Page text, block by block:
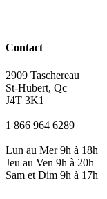
Contact
2909 Taschereau
St-Hubert, Qc
J4T 3K1
1 866 964 6289
Lun au Mer 9h à 18h
Jeu au Ven 9h à 20h
Sam et Dim 9h à 17h